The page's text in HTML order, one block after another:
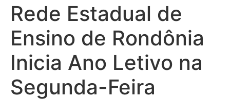
Rede Estadual de
Ensino de Rondônia
Inicia Ano Letivo na
Segunda-Feira